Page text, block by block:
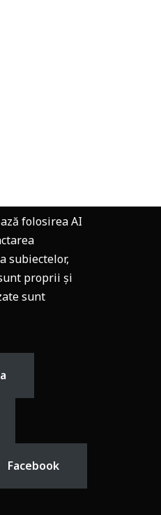
folosirea AI
subiectelor,
proprii și
sunt
Facebook